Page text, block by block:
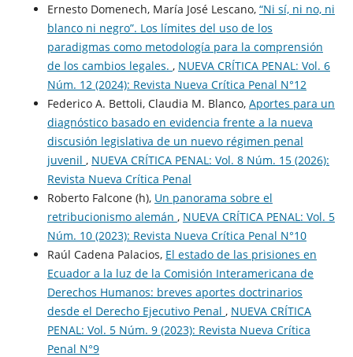
Ernesto Domenech, María José Lescano, “Ni sí, ni no, ni
blanco ni negro”. Los límites del uso de los
paradigmas como metodología para la comprensión
de los cambios legales. , NUEVA CRÍTICA PENAL: Vol. 6
Núm. 12 (2024): Revista Nueva Crí­tica Penal N°12
Federico A. Bettoli, Claudia M. Blanco, Aportes para un
diagnóstico basado en evidencia frente a la nueva
discusión legislativa de un nuevo régimen penal
juvenil , NUEVA CRÍTICA PENAL: Vol. 8 Núm. 15 (2026):
Revista Nueva Crí­tica Penal
Roberto Falcone (h), Un panorama sobre el
retribucionismo alemán , NUEVA CRÍTICA PENAL: Vol. 5
Núm. 10 (2023): Revista Nueva Crí­tica Penal N°10
Raúl Cadena Palacios, El estado de las prisiones en
Ecuador a la luz de la Comisión Interamericana de
Derechos Humanos: breves aportes doctrinarios
desde el Derecho Ejecutivo Penal , NUEVA CRÍTICA
PENAL: Vol. 5 Núm. 9 (2023): Revista Nueva Crí­tica
Penal N°9